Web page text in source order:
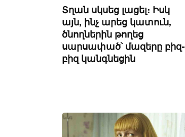
Տղան սկսեց լացել։ Իսկ
այն, ինչ արեց կատուն,
ծնողներին թողեց
սարսափած՝ մազերը բիզ-
բիզ կանգնեցին